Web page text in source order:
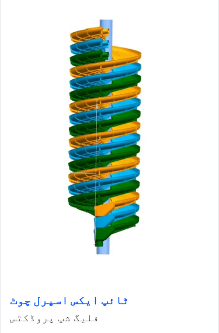
ٹائپ ایکس اسپرل چوٹ
فلیگ شپ پروڈکٹس